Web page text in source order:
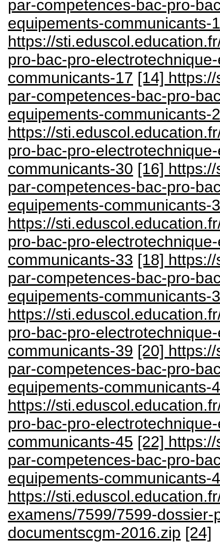
par-competences-bac-pro-
equipements-communicants-
https://
pro-bac-pro-
communicants-17 [14]
par-competences-bac-pro-
equipements-communicants-
https://
pro-bac-pro-
communicants-30 [16]
par-competences-bac-pro-
equipements-communicants-
https://
pro-bac-pro-
communicants-33 [18]
par-competences-bac-pro-
equipements-communicants-
https://
pro-bac-pro-
communicants-39 [20]
par-competences-bac-pro-
equipements-communicants-
https://
pro-bac-pro-
communicants-45 [22]
par-competences-bac-pro-
equipements-communicants-
https://
examens/7599/7599-
documentscgm-2016.zip [24]